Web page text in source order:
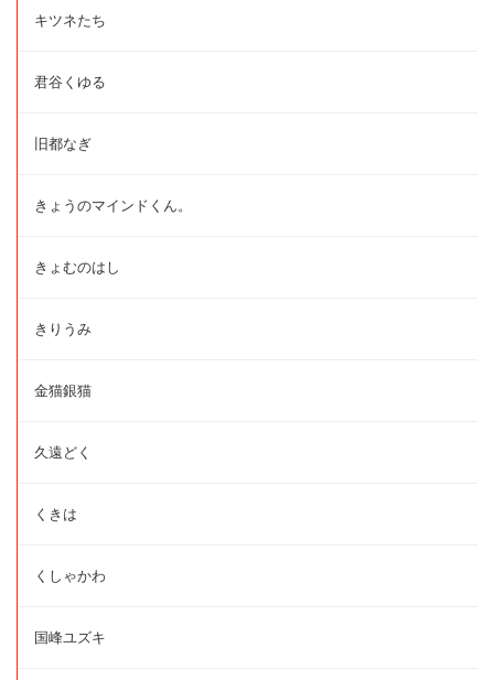
キツネたち
君谷くゆる
旧都なぎ
きょうのマインドくん。
きょむのはし
きりうみ
金猫銀猫
久遠どく
くきは
くしゃかわ
国峰ユズキ